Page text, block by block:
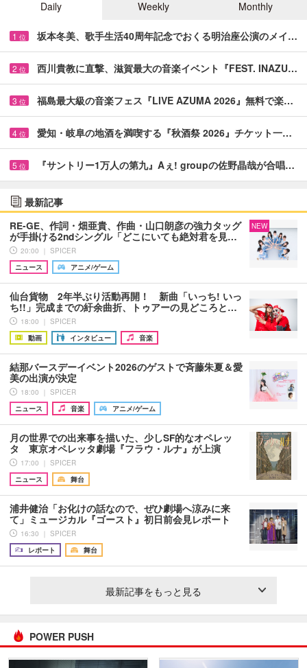
Daily
Weekly Monthly
1 位 坂本冬美、歌手生活40周年記念でおくる明治座公演のメイ…
2 位 西川貴教に直撃、滋賀最大の音楽イベント『FEST. INAZU…
3 位 福島最大級の音楽フェス『LIVE AZUMA 2026』無料で楽…
4 位 愛知・岐阜の地酒を満喫する『秋酒祭 2026』チケット一…
5 位 『サントリー1万人の第九』Aぇ! groupの佐野晶哉が合唱…
最新記事
RE-GE、作詞・畑亜貴、作曲・山口朗彦の強力タッグ
が手掛ける2ndシングル「どこにいても絶対君を見…
20:00 ｜ SPICER
ニュース
アニメ/ゲーム
NEW
仙台貨物 2年半ぶり活動再開！ 新曲「いっち! いっ
ち!!」完成までの紆余曲折、トゥアーの見どころと…
18:00 ｜ SPICER
動画
インタビュー 音楽
結那バースデーイベント2026のゲストで斉藤朱夏＆愛
美の出演が決定
18:00 ｜ SPICER
ニュース
音楽 アニメ/ゲーム
月の世界での出来事を描いた、少しSF的なオペレッ
タ 東京オペレッタ劇場『フラウ・ルナ』が上演
17:00 ｜ SPICER
ニュース
舞台
浦井健治「お化けの話なので、ぜひ劇場へ涼みに来
て」ミュージカル『ゴースト』初日前会見レポート
16:30 ｜ SPICER
レポート
舞台
最新記事をもっと見る
POWER PUSH